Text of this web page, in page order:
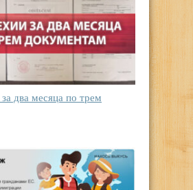
два месяца по трем